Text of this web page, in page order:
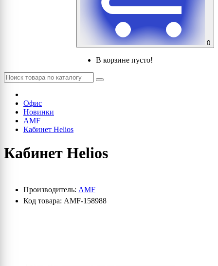
0
В корзине пусто!
Офис
Новинки
AMF
Кабинет Helios
Кабинет Helios
Производитель: AMF
Код товара: AMF-158988